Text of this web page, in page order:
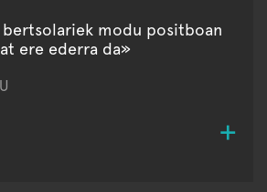
bertsolariek modu positboan
ere ederra da»